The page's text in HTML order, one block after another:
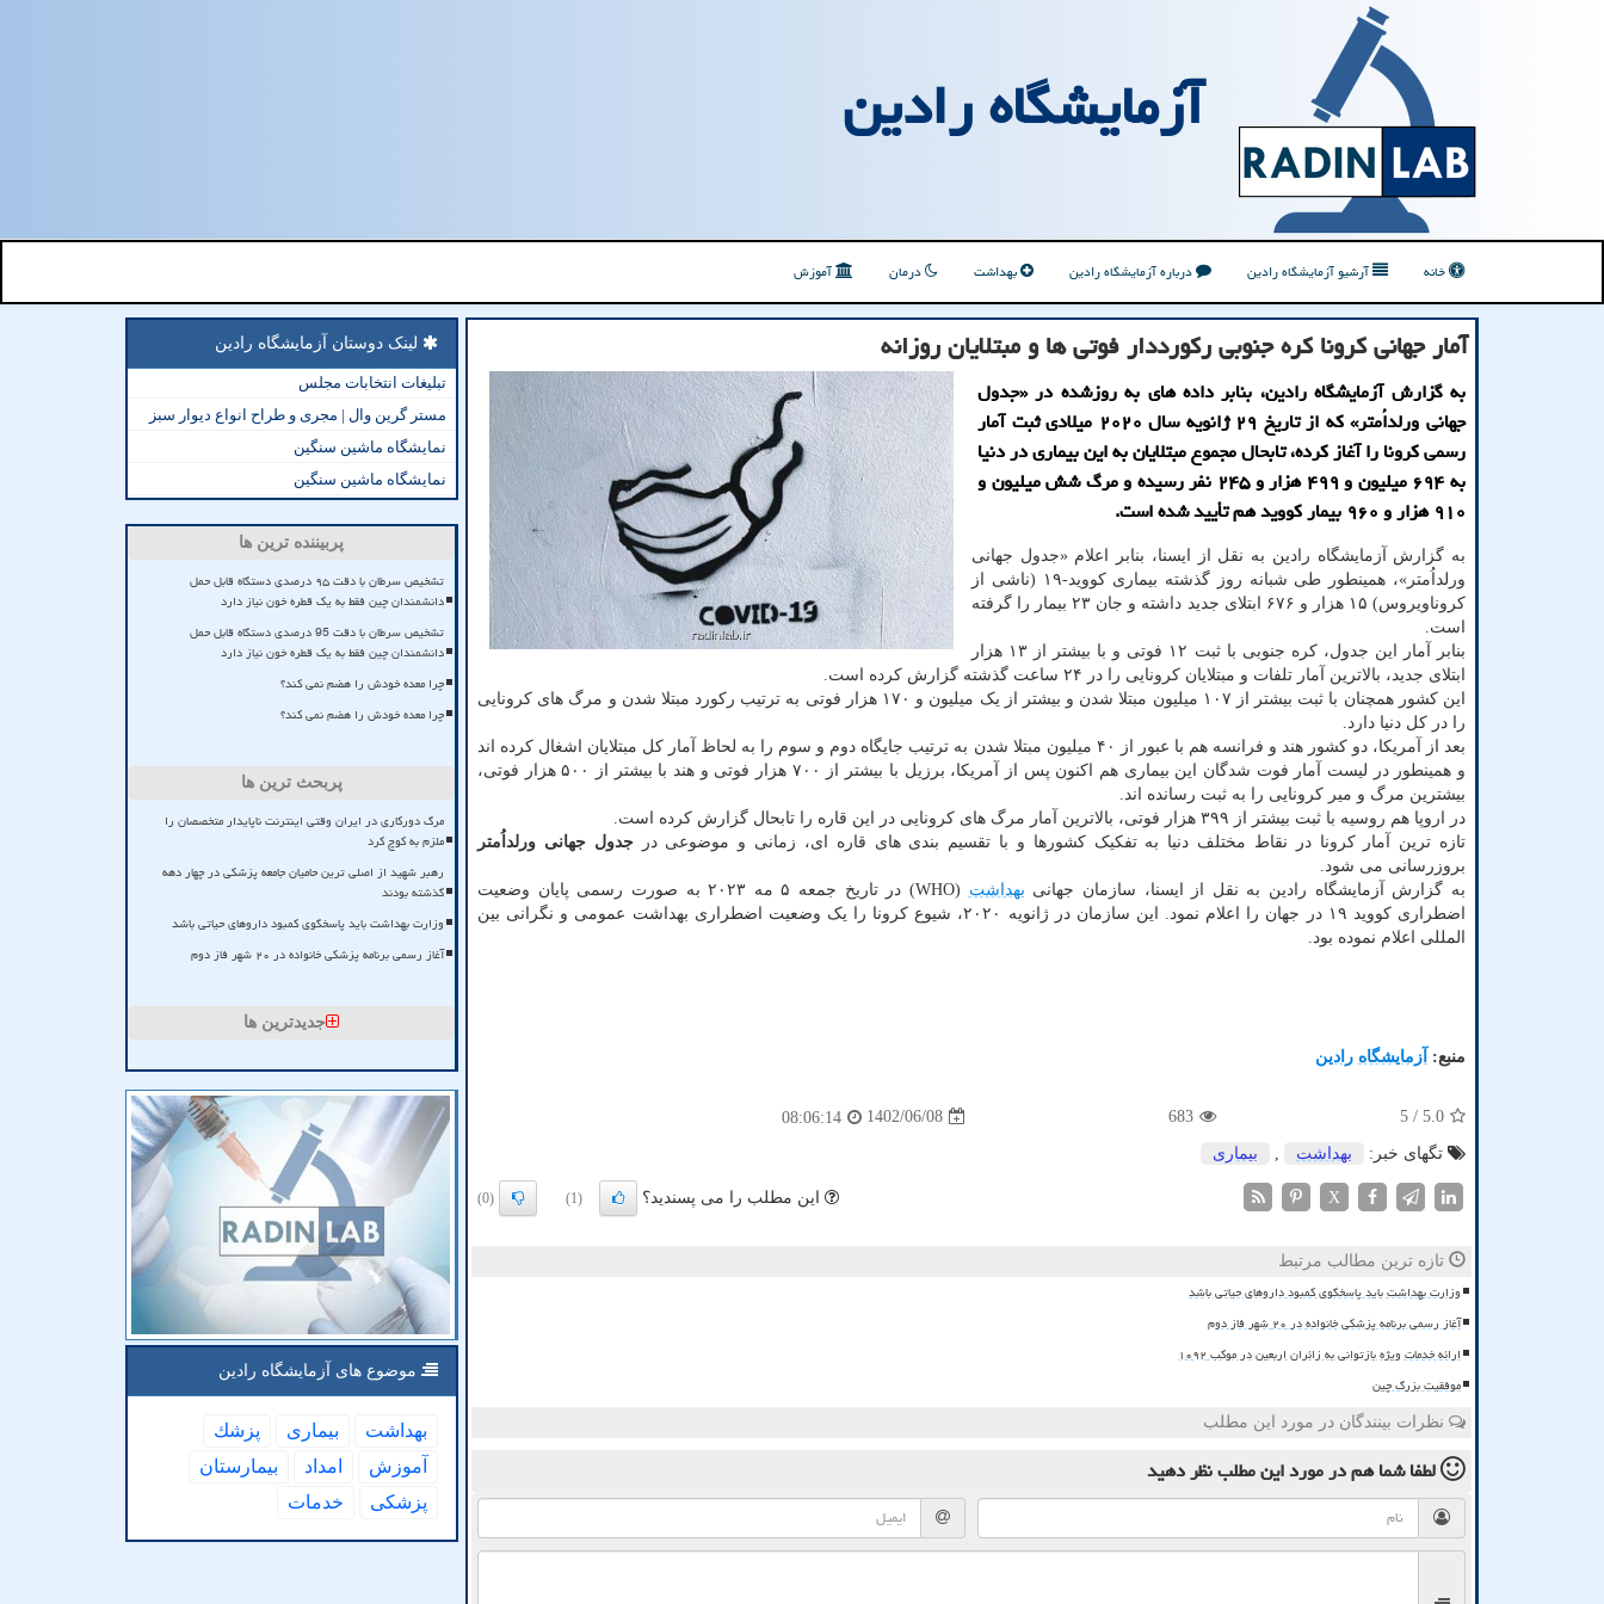
آزمایشگاه رادین
خانه آرشیو آزمایشگاه رادین درباره آزمایشگاه رادین بهداشت درمان آموزش
آمار جهانی کرونا کره جنوبی رکورددار فوتی ها و مبتلایان روزانه
به گزارش آزمایشگاه رادین، بنابر داده های به روزشده در «جدول
جهانی ورلداُمتر» که از تاریخ ۲۹ ژانویه سال ۲۰۲۰ میلادی ثبت آمار
رسمی کرونا را آغاز کرده، تابحال مجموع مبتلایان به این بیماری در دنیا
به ۶۹۴ میلیون و ۴۹۹ هزار و ۲۴۵ نفر رسیده و مرگ شش میلیون و
۹۱۰ هزار و ۹۶۰ بیمار کووید هم تأیید شده است.
به گزارش آزمایشگاه رادین به نقل از ایسنا، بنابر اعلام «جدول جهانی
ورلداُمتر»، همینطور طی شبانه روز گذشته بیماری کووید-۱۹ (ناشی از
کروناویروس) ۱۵ هزار و ۶۷۶ ابتلای جدید داشته و جان ۲۳ بیمار را گرفته
است.
بنابر آمار این جدول، کره جنوبی با ثبت ۱۲ فوتی و با بیشتر از ۱۳ هزار
ابتلای جدید، بالاترین آمار تلفات و مبتلایان کرونایی را در ۲۴ ساعت گذشته گزارش کرده است.
این کشور همچنان با ثبت بیشتر از ۱۰۷ میلیون مبتلا شدن و بیشتر از یک میلیون و ۱۷۰ هزار فوتی به ترتیب رکورد مبتلا شدن و مرگ های کرونایی
را در کل دنیا دارد.
بعد از آمریکا، دو کشور هند و فرانسه هم با عبور از ۴۰ میلیون مبتلا شدن به ترتیب جایگاه دوم و سوم را به لحاظ آمار کل مبتلایان اشغال کرده اند
و همینطور در لیست آمار فوت شدگان این بیماری هم اکنون پس از آمریکا، برزیل با بیشتر از ۷۰۰ هزار فوتی و هند با بیشتر از ۵۰۰ هزار فوتی،
بیشترین مرگ و میر کرونایی را به ثبت رسانده اند.
در اروپا هم روسیه با ثبت بیشتر از ۳۹۹ هزار فوتی، بالاترین آمار مرگ های کرونایی در این قاره را تابحال گزارش کرده است.
تازه ترین آمار کرونا در نقاط مختلف دنیا به تفکیک کشورها و با تقسیم بندی های قاره ای، زمانی و موضوعی درجدول جهانی ورلداُمتر
بروزرسانی می شود.
به گزارش آزمایشگاه رادین به نقل از ایسنا، سازمان جهانی بهداشت
(WHO) در تاریخ جمعه ۵ مه ۲۰۲۳ به صورت رسمی پایان وضعیت
اضطراری کووید ۱۹ در جهان را اعلام نمود. این سازمان در ژانویه ۲۰۲۰، شیوع کرونا را یک وضعیت اضطراری بهداشت عمومی و نگرانی بین
المللی اعلام نموده بود.
منبع: آزمایشگاه رادین
5.0
/ 5
683
1402/06/08
08:06:14
تگهای خبر:
بهداشت بیماری
X این مطلب را می پسندید؟ (1)
(0)
تازه ترین مطالب مرتبط
وزارت بهداشت باید پاسخگوی کمبود داروهای حیاتی باشد
آغاز رسمی برنامه پزشکی خانواده در ۲۰ شهر فاز دوم
ارائه خدمات ویژه بازتوانی به زائران اربعین در موکب ۱۰۹۲
موفقیت بزرگ چین
نظرات بینندگان در مورد این مطلب
لطفا شما همدر مورد این مطلبنظر دهید
لینک دوستان آزمایشگاه رادین
تبلیغات انتخابات مجلس
مستر گرین وال | مجری و طراح انواع دیوار سبز
نمایشگاه ماشین سنگین
نمایشگاه ماشین سنگین
پربیننده ترین ها
تشخیص سرطان با دقت ۹۵ درصدی دستگاه قابل حمل
دانشمندان چین فقط به یک قطره خون نیاز دارد
تشخیص سرطان با دقت 95 درصدی دستگاه قابل حمل
دانشمندان چین فقط به یک قطره خون نیاز دارد
چرا معده خودش را هضم نمی کند؟
چرا معده خودش را هضم نمی کند؟
پربحث ترین ها
مرگ دورکاری در ایران وقتی اینترنت ناپایدار متخصصان را
ملزم به کوچ کرد
رهبر شهید از اصلی ترین حامیان جامعه پزشکی در چهار دهه
گذشته بودند
وزارت بهداشت باید پاسخگوی کمبود داروهای حیاتی باشد
آغاز رسمی برنامه پزشکی خانواده در ۲۰ شهر فاز دوم
جدیدترین ها
موضوع های آزمایشگاه رادین
بهداشت بیماری
پزشك
آموزش
امداد
بیمارستان
پزشكی
خدمات